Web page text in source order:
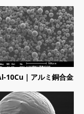
10Cu｜アルミ銅合金